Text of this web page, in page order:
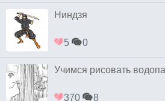
Ниндзя
5 0
Учимся рисовать
370 8